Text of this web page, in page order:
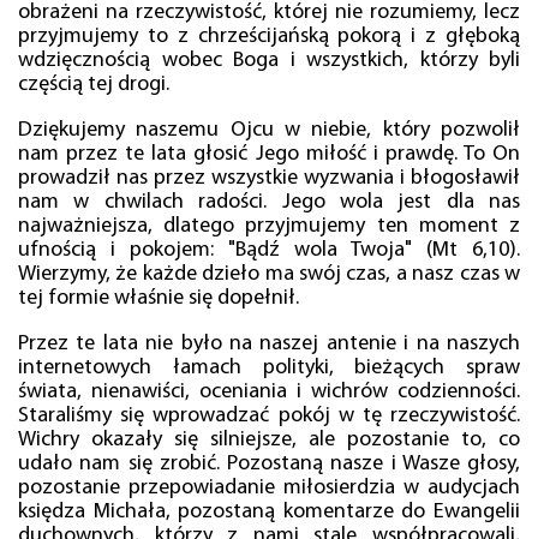
obrażeni na rzeczywistość, której nie rozumiemy, lecz
przyjmujemy to z chrześcijańską pokorą i z głęboką
wdzięcznością wobec Boga i wszystkich, którzy byli
częścią tej drogi.
Dziękujemy naszemu Ojcu w niebie, który pozwolił
nam przez te lata głosić Jego miłość i prawdę. To On
prowadził nas przez wszystkie wyzwania i błogosławił
nam w chwilach radości. Jego wola jest dla nas
najważniejsza, dlatego przyjmujemy ten moment z
ufnością i pokojem: "Bądź wola Twoja" (Mt 6,10).
Wierzymy, że każde dzieło ma swój czas, a nasz czas w
tej formie właśnie się dopełnił.
Przez te lata nie było na naszej antenie i na naszych
internetowych łamach polityki, bieżących spraw
świata, nienawiści, oceniania i wichrów codzienności.
Staraliśmy się wprowadzać pokój w tę rzeczywistość.
Wichry okazały się silniejsze, ale pozostanie to, co
udało nam się zrobić. Pozostaną nasze i Wasze głosy,
pozostanie przepowiadanie miłosierdzia w audycjach
księdza Michała, pozostaną komentarze do Ewangelii